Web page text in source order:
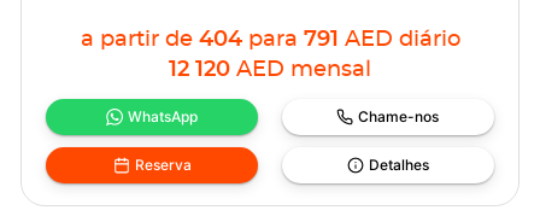
a partir de 404 para 791 AED diário
12 120 AED mensal
WhatsApp Chame-nos
Reserva Detalhes